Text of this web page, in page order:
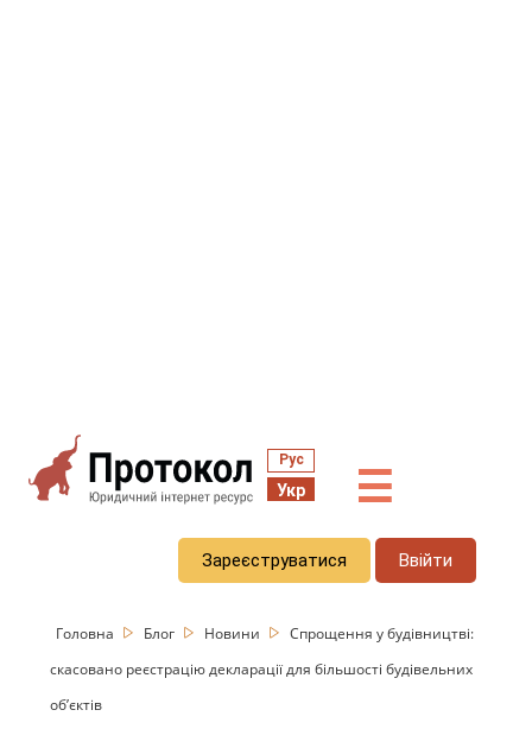
Рус
Укр ☰
Зареєструватися Ввійти
Головна Блог Новини
Спрощення у будівництві:
скасовано реєстрацію декларації для більшості будівельних
об’єктів